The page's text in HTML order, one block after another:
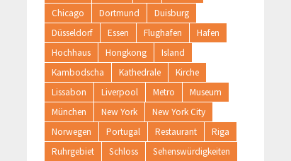
Chicago
Dortmund
Duisburg
Düsseldorf
Essen Flughafen
Hafen
Hochhaus
Hongkong
Island
Kambodscha
Kathedrale
Kirche
Lissabon
Liverpool Metro
Museum
München
New York
New York City
Norwegen
Portugal Restaurant
Riga
Ruhrgebiet
Schloss
Sehenswürdigkeiten